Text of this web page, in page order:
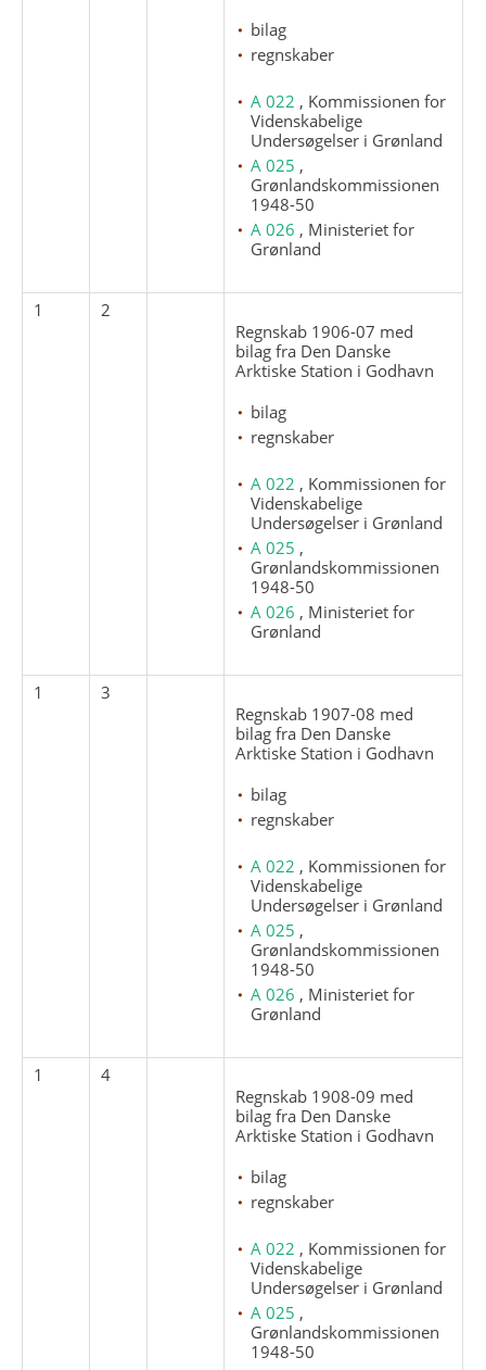
bilag
regnskaber
A 022 , Kommissionen for
Videnskabelige
Undersøgelser i Grønland
A 025 ,
Grønlandskommissionen
1948-50
A 026 , Ministeriet for
Grønland
1
2
Regnskab 1906-07 med
bilag fra Den Danske
Arktiske Station i Godhavn
bilag
regnskaber
A 022 , Kommissionen for
Videnskabelige
Undersøgelser i Grønland
A 025 ,
Grønlandskommissionen
1948-50
A 026 , Ministeriet for
Grønland
1
3
Regnskab 1907-08 med
bilag fra Den Danske
Arktiske Station i Godhavn
bilag
regnskaber
A 022 , Kommissionen for
Videnskabelige
Undersøgelser i Grønland
A 025 ,
Grønlandskommissionen
1948-50
A 026 , Ministeriet for
Grønland
1
4
Regnskab 1908-09 med
bilag fra Den Danske
Arktiske Station i Godhavn
bilag
regnskaber
A 022 , Kommissionen for
Videnskabelige
Undersøgelser i Grønland
A 025 ,
Grønlandskommissionen
1948-50